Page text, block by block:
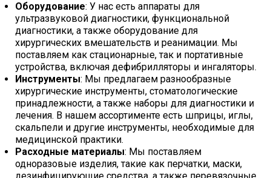
Оборудование: У нас есть аппараты для
ультразвуковой диагностики, функциональной
диагностики, а также оборудование для
хирургических вмешательств и реанимации. Мы
поставляем как стационарные, так и портативные
устройства, включая дефибрилляторы и ингаляторы.
Инструменты: Мы предлагаем разнообразные
хирургические инструменты, стоматологические
принадлежности, а также наборы для диагностики и
лечения. В нашем ассортименте есть шприцы, иглы,
скальпели и другие инструменты, необходимые для
медицинской практики.
Расходные материалы: Мы поставляем
одноразовые изделия, такие как перчатки, маски,